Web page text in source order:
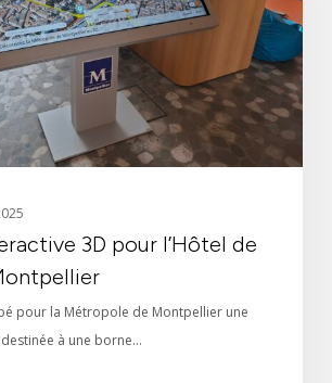
3D pour l’Hôtel de
pour la Métropole de Montpellier une
à une borne…